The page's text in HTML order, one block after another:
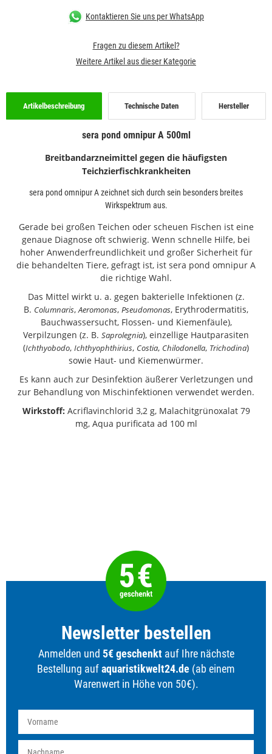
Kontaktieren Sie uns per WhatsApp
Fragen zu diesem Artikel?
Weitere Artikel aus dieser Kategorie
Artikelbeschreibung Technische Daten Hersteller
sera pond omnipur A 500ml
Breitbandarzneimittel gegen die häufigsten
Teichzierfischkrankheiten
sera pond omnipur A zeichnet sich durch sein besonders breites
Wirkspektrum aus.
Gerade bei großen Teichen oder scheuen Fischen ist eine
genaue Diagnose oft schwierig. Wenn schnelle Hilfe, bei
hoher Anwenderfreundlichkeit und großer Sicherheit für
die behandelten Tiere, gefragt ist, ist sera pond omnipur A
die richtige Wahl.
Das Mittel wirkt u. a. gegen bakterielle Infektionen (z.
B. Columnaris, Aeromonas, Pseudomonas, Erythrodermatitis,
Bauchwassersucht, Flossen- und Kiemenfäule),
Verpilzungen (z. B. Saprolegnia), einzellige Hautparasiten
(Ichthyobodo, Ichthyophthirius, Costia, Chilodonella, Trichodina)
sowie Haut- und Kiemenwürmer.
Es kann auch zur Desinfektion äußerer Verletzungen und
zur Behandlung von Mischinfektionen verwendet werden.
Wirkstoff: Acriflavinchlorid 3,2 g, Malachitgrünoxalat 79
mg, Aqua purificata ad 100 ml
Newsletter bestellen
Anmelden und 5€ geschenktauf Ihre nächste
Bestellung aufaquaristikwelt24.de (ab einem
Warenwert in Höhe von 50€).